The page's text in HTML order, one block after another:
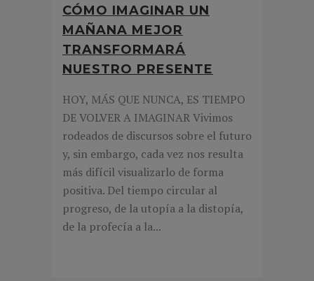
CÓMO IMAGINAR UN
MAÑANA MEJOR
TRANSFORMARÁ
NUESTRO PRESENTE
HOY, MÁS QUE NUNCA, ES TIEMPO
DE VOLVER A IMAGINAR Vivimos
rodeados de discursos sobre el futuro
y, sin embargo, cada vez nos resulta
más difícil visualizarlo de forma
positiva. Del tiempo circular al
progreso, de la utopía a la distopía,
de la profecía a la...